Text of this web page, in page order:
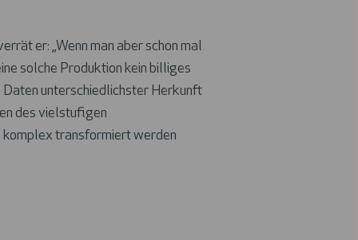
er: „Wenn man aber schon mal
solche Produktion kein billiges
Daten unterschiedlichster Herkunft
des vielstufigen
komplex transformiert werden